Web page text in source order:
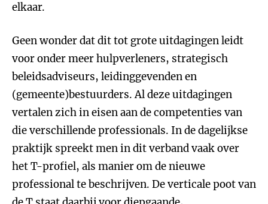
elkaar.
Geen wonder dat dit tot grote uitdagingen leidt
voor onder meer hulpverleners, strategisch
beleidsadviseurs, leidinggevenden en
(gemeente)bestuurders. Al deze uitdagingen
vertalen zich in eisen aan de competenties van
die verschillende professionals. In de dagelijkse
praktijk spreekt men in dit verband vaak over
het T-profiel, als manier om de nieuwe
professional te beschrijven. De verticale poot van